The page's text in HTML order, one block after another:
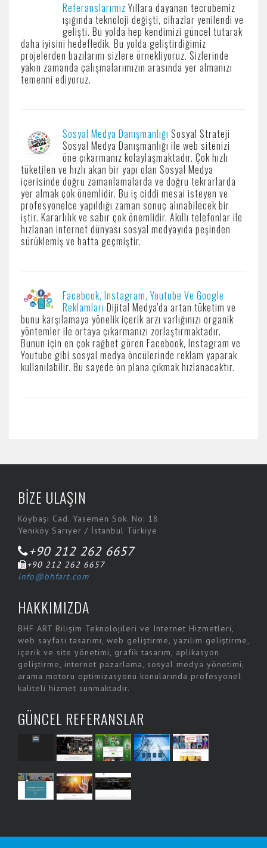
Referanslarımız Yıllara dayanan tecrübemiz
ışığında teknoloji değişti, cihazlar yenilendi ve
gelişti. Bu yolda hep kendimizi güncel tutarak
daha iyisini hedefledik. Bu yolda geliştirdiğimiz
projelerden bazılarını sizlere örnekliyoruz. Sizlerinde
yakın zamanda çalışmalarımızın arasında yer almanızı
temenni ediyoruz.
Sosyal Medya Danışmanlığı Sosyal Strateji
Sosyal Medya Danışmanlığı ile web sitenizi
öne çıkarmanız kolaylaşmaktadır. Çok hızlı
tüketilen ve hızlı akan bir yapı olan Sosyal Medya
içerisinde doğru zamanlamalarda ve doğru tekrarlarda
yer almak çok önemlidir. Bu iş ciddi mesai isteyen ve
profesyonelce yapıldığı zaman sonuç alınabilecek bir
iştir. Kararlılık ve sabır çok önemlidir. Akıllı telefonlar ile
hızlanan internet dünyası sosyal medyayıda peşinden
sürüklemiş ve hatta geçmiştir.
Facebook, Instagram, Youtube Ve Google
Reklamları Dijital Medya'da artan tüketim ve
bunu karşılamaya yönelik içerik arzı varlığınızı organik
yöntemler ile ortaya çıkarmanızı zorlaştırmaktadır.
Bunun için en çok rağbet gören Facebook, Instagram ve
Youtube gibi sosyal medya öncülerinde reklam yaparak
kullanılabilir. Bu sayede ön plana çıkmak hızlanacaktır.
BİZE ULAŞIN
Köybaşı Cad. Yasemen Sok. No: 18
Yeniköy Sarıyer / İstanbul Türkiye
+90 212 262 6657
+90 212 262 6657
info@bhfart.com
HAKKIMIZDA
BHF ART Bilişim Teknolojileri ve Internet Hizmetleri,
web sayfası tasarımı, web geliştirme, yazılım geliştirme,
içerik ve site yönetimi, grafik tasarım, aplikasyon
geliştirme, internet pazarlama, sosyal medya yönetimi,
arama motoru optimizasyonu konularında profesyonel
kaliteli hizmet sunmaktadır.
GÜNCEL REFERANSLAR